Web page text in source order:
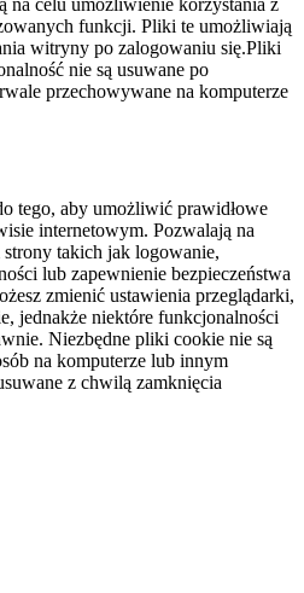
na celu umożliwienie korzystania z
funkcji. Pliki te umożliwiają
witryny po zalogowaniu się.Pliki
nie są usuwane po
przechowywane na komputerze
tego, aby umożliwić prawidłowe
internetowym. Pozwalają na
takich jak logowanie,
lub zapewnienie bezpieczeństwa
zmienić ustawienia przeglądarki,
jednakże niektóre funkcjonalności
Niezbędne pliki cookie nie są
na komputerze lub innym
z chwilą zamknięcia